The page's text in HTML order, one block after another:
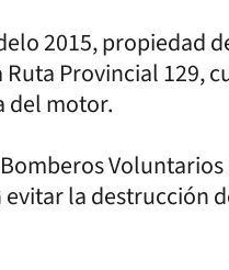
2015, propiedad
Provincial 129,
del motor.
la destrucción